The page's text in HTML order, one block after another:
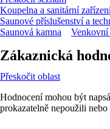
Koupelna a sanitární
Saunové příslušenství a
Saunová kamna
Venkovní
Zákaznická
Přeskočit oblast
Hodnocení mohou být
prokazatelně nepoužili